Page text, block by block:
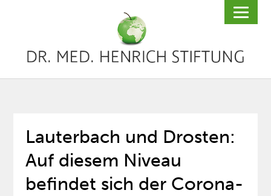
Lauterbach und Drosten:
Auf diesem Niveau
befindet sich der Corona-